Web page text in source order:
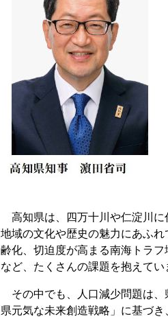
高知県は、四万十川や仁淀川に
地域の文化や歴史の魅力にあふ
齢化、切迫度が高まる南海トラ
など、たくさんの課題を抱えてい
その中でも、人口減少問題は、
県元気な未来創造戦略」に基づ